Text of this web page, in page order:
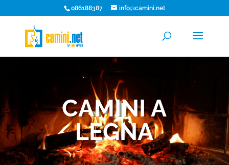
086188387 info@camini.net
CAMINI A
LEGNA